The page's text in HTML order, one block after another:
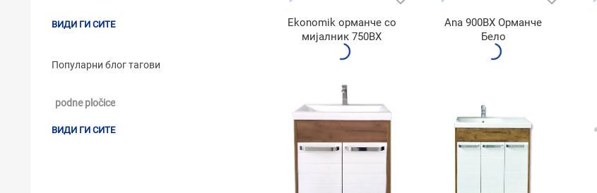
Ekonomik орманче со
мијалник 750BX
Ana 900BX Орманче
Бело
ВИДИ ГИ СИТЕ
Популарни блог тагови
podne pločice
ВИДИ ГИ СИТЕ